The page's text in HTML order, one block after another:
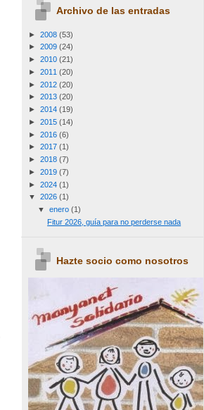
Archivo de las entradas
► 2008 (53)
► 2009 (24)
► 2010 (21)
► 2011 (20)
► 2012 (20)
► 2013 (20)
► 2014 (19)
► 2015 (14)
► 2016 (6)
► 2017 (1)
► 2018 (7)
► 2019 (7)
► 2024 (1)
▼ 2026 (1)
▼ enero (1)
Fitur 2026, guía para no perderse nada
Hazte socio como nosotros